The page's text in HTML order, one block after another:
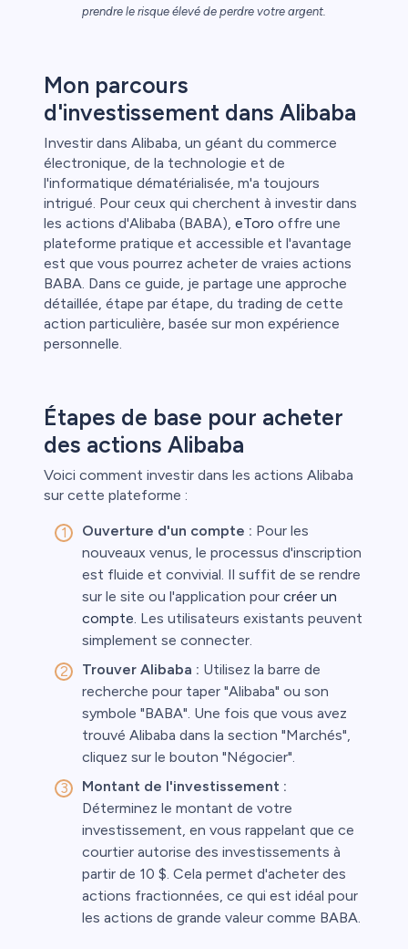
prendre le risque élevé de perdre votre argent.
Mon parcours
d'investissement dans Alibaba
Investir dans Alibaba, un géant du commerce
électronique, de la technologie et de
l'informatique dématérialisée, m'a toujours
intrigué. Pour ceux qui cherchent à investir dans
les actions d'Alibaba (BABA), eToro offre une
plateforme pratique et accessible et l'avantage
est que vous pourrez acheter de vraies actions
BABA. Dans ce guide, je partage une approche
détaillée, étape par étape, du trading de cette
action particulière, basée sur mon expérience
personnelle.
Étapes de base pour acheter
des actions Alibaba
Voici comment investir dans les actions Alibaba
sur cette plateforme :
Ouverture d'un compte : Pour les
nouveaux venus, le processus d'inscription
est fluide et convivial. Il suffit de se rendre
sur le site ou l'application pour créer un
compte. Les utilisateurs existants peuvent
simplement se connecter.
Trouver Alibaba : Utilisez la barre de
recherche pour taper "Alibaba" ou son
symbole "BABA". Une fois que vous avez
trouvé Alibaba dans la section "Marchés",
cliquez sur le bouton "Négocier".
Montant de l'investissement :
Déterminez le montant de votre
investissement, en vous rappelant que ce
courtier autorise des investissements à
partir de 10 $. Cela permet d'acheter des
actions fractionnées, ce qui est idéal pour
les actions de grande valeur comme BABA.